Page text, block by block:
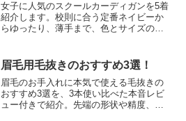
女子に人気のスクールカーディガンを5着
紹介します。校則に合う定番ネイビーか
らゆったり、薄手まで、色とサイズの比
眉毛用毛抜きのおすすめ3選！
眉毛のお手入れに本気で使える毛抜きの
おすすめ3選を、3本使い比べた本音レビ
ュー付きで紹介。先端の形状や精度、痛